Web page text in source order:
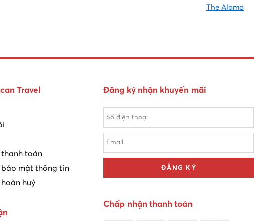
The Alamo
Travel
thanh toán
bảo mật thông tin
huỷ
Đăng ký nhận khuyến mãi
ĐĂNG KÝ
Chấp nhận thanh toán